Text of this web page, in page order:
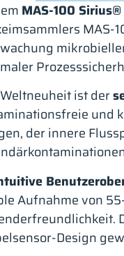
MAS-100 Sirius®
MAS-
ist der
und
der innere
Aufnahme von
Design